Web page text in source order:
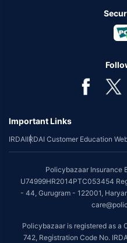
Important Links
IRDAIIRDAI Customer Education
Policybazaar Insurance
U74999HR2014PTC053454
- 44, Gurugram - 122001,
Policybazaar is registered as a
742, Registration Code No.